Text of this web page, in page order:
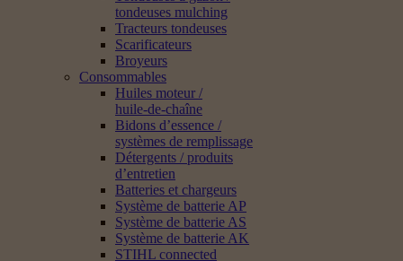
tondeuses mulching
Tracteurs tondeuses
Scarificateurs
Broyeurs
Consommables
Huiles moteur /
huile-de-chaîne
Bidons d’essence /
systèmes de remplissage
Détergents / produits
d’entretien
Batteries et chargeurs
Système de batterie AP
Système de batterie AS
Système de batterie AK
STIHL connected